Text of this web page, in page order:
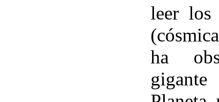
leer los
ha